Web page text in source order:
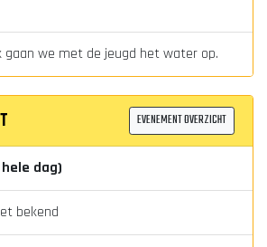
gaan we met de jeugd het water op.
EVENEMENT OVERZICHT
dag)
bekend